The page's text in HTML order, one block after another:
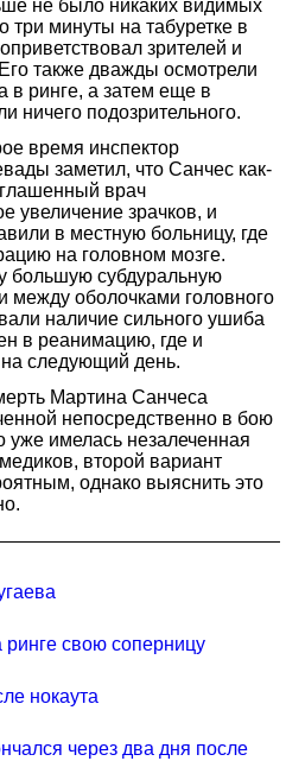
не было никаких видимых
минуты на табуретке в
зрителей и
также дважды осмотрели
в ринге, а затем еще в
ничего подозрительного.
время инспектор
заметил, что Санчес как-
врач
увеличение зрачков, и
в местную больницу, где
на головном мозге.
большую субдуральную
между оболочками головного
наличие сильного ушиба
в реанимацию, где и
на следующий день.
Мартина Санчеса
непосредственно в бою
уже имелась незалеченная
второй вариант
однако выяснить это
свою соперницу
нокаута
через два дня после